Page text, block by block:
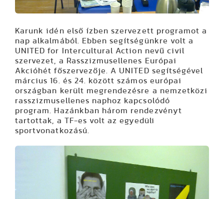
Karunk idén első ízben szervezett programot a
nap alkalmából. Ebben segítségünkre volt a
UNITED for Intercultural Action nevű civil
szervezet, a Rasszizmusellenes Európai
Akcióhét főszervezője. A UNITED segítségével
március 16. és 24. között számos európai
országban került megrendezésre a nemzetközi
rasszizmusellenes naphoz kapcsolódó
program. Hazánkban három rendezvényt
tartottak, a TF-es volt az egyedüli
sportvonatkozású.